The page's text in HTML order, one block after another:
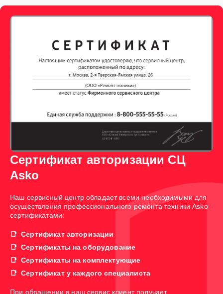
Сертификат авторизации СЦ
Asko
Наш сервисный центр обладает всеми необходимыми для
осуществления профессионального ремонта техники Asko
сертификатами:
Сертификат авторизации
Сертификаты на оборудование
Сертификаты на комплектующие
Сертификат у каждого специалиста
При обращении в наш сервис клиент получает